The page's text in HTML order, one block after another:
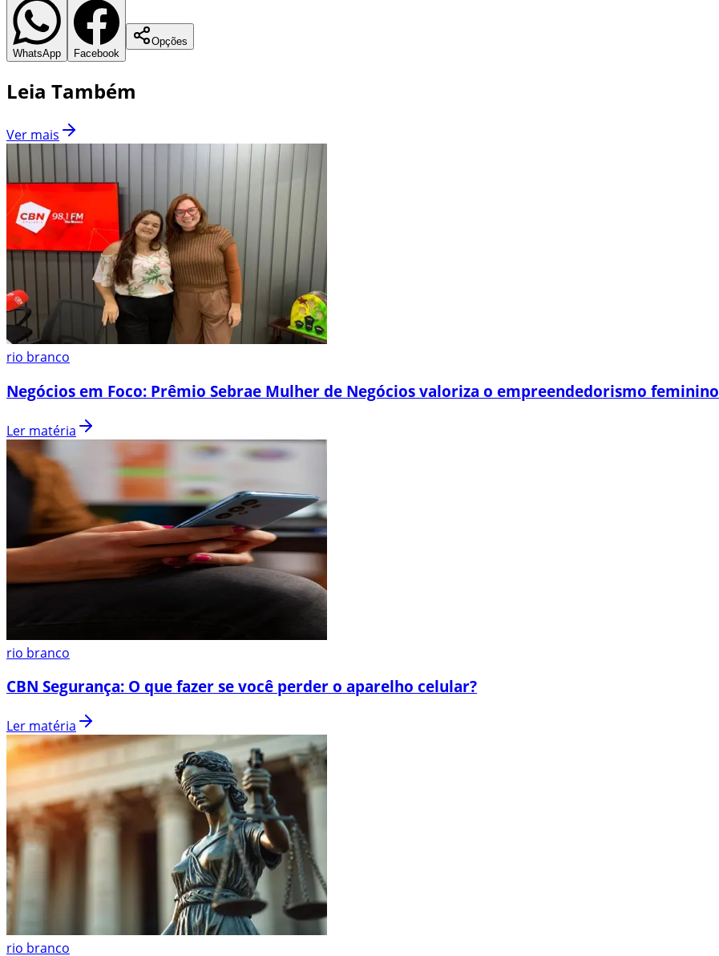
WhatsApp Facebook
Opções
Leia Também
Ver mais
rio branco
Negócios em Foco: Prêmio Sebrae Mulher de Negócios valoriza o empreendedorismo feminino
Ler matéria
rio branco
CBN Segurança: O que fazer se você perder o aparelho celular?
Ler matéria
rio branco